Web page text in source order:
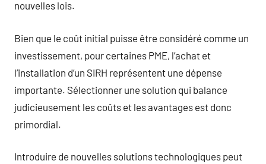
nouvelles lois.
Bien que le coût initial puisse être considéré comme un
investissement, pour certaines PME, l’achat et
l’installation d’un SIRH représentent une dépense
importante. Sélectionner une solution qui balance
judicieusement les coûts et les avantages est donc
primordial.
Introduire de nouvelles solutions technologiques peut